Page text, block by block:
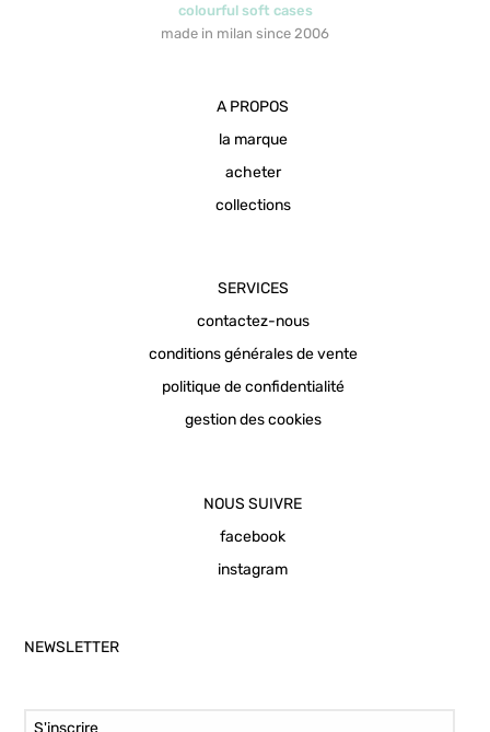
colourful soft cases
made in milan since 2006
A PROPOS
la marque
acheter
collections
SERVICES
contactez-nous
conditions générales de vente
politique de confidentialité
gestion des cookies
NOUS SUIVRE
facebook
instagram
NEWSLETTER